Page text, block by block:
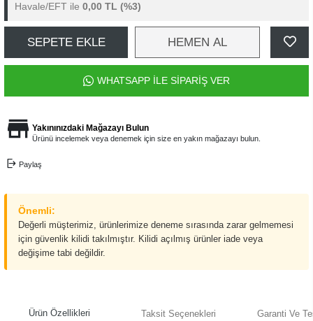
Havale/EFT ile 0,00 TL (%3)
SEPETE EKLE HEMEN AL
WHATSAPP İLE SİPARİŞ VER
Yakınınızdaki Mağazayı Bulun
Ürünü incelemek veya denemek için size en yakın mağazayı bulun.
Paylaş
Önemli:
Değerli müşterimiz, ürünlerimize deneme sırasında zarar gelmemesi
için güvenlik kilidi takılmıştır. Kilidi açılmış ürünler iade veya
değişime tabi değildir.
Ürün Özellikleri Taksit Seçenekleri Garanti Ve